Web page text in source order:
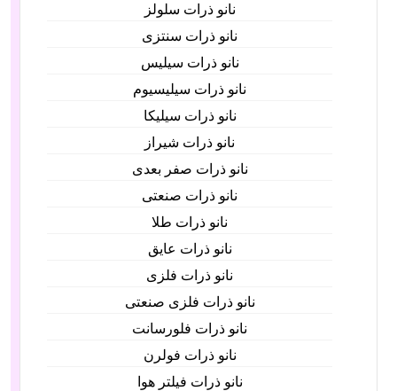
نانو ذرات سلولز
نانو ذرات سنتزی
نانو ذرات سیلیس
نانو ذرات سیلیسیوم
نانو ذرات سیلیکا
نانو ذرات شیراز
نانو ذرات صفر بعدی
نانو ذرات صنعتی
نانو ذرات طلا
نانو ذرات عایق
نانو ذرات فلزی
نانو ذرات فلزی صنعتی
نانو ذرات فلورسانت
نانو ذرات فولرن
نانو ذرات فیلتر هوا